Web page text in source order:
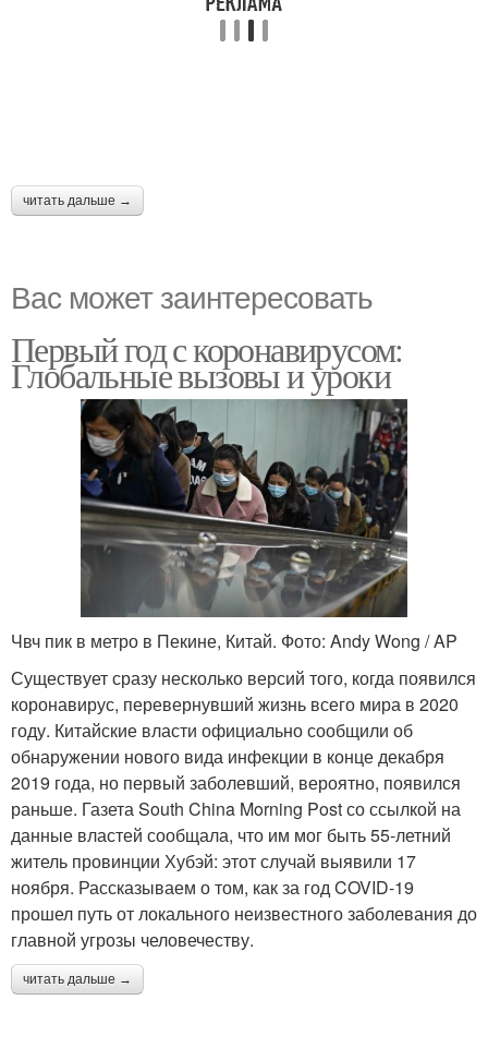
читать дальше →
Вас может заинтересовать
Первый год с коронавирусом:
Глобальные вызовы и уроки
Чвч пик в метро в Пекине, Китай. Фото: Andy Wong / AP
Существует сразу несколько версий того, когда появился
коронавирус, перевернувший жизнь всего мира в 2020
году. Китайские власти официально сообщили об
обнаружении нового вида инфекции в конце декабря
2019 года, но первый заболевший, вероятно, появился
раньше. Газета South China Morning Post со ссылкой на
данные властей сообщала, что им мог быть 55-летний
житель провинции Хубэй: этот случай выявили 17
ноября. Рассказываем о том, как за год COVID-19
прошел путь от локального неизвестного заболевания до
главной угрозы человечеству.
читать дальше →